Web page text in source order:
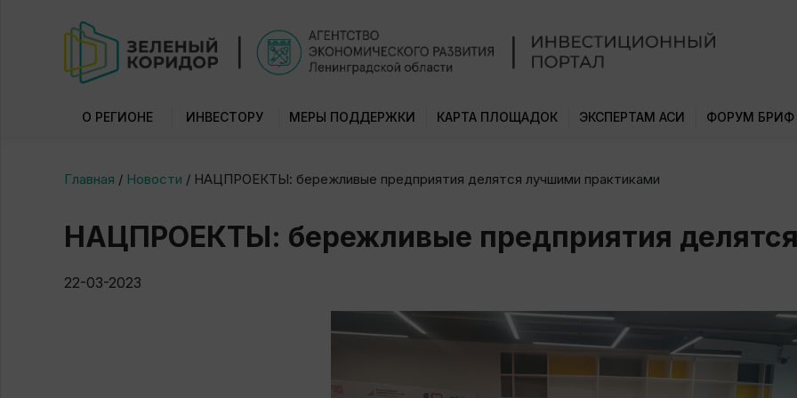
О РЕГИОНЕ ИНВЕСТОРУ МЕРЫ ПОДДЕРЖКИ КАРТА ПЛОЩАДОК ЭКСПЕРТАМ АСИ ФОРУМ БРИФ
Главная / Новости / НАЦПРОЕКТЫ: бережливые предприятия делятся лучшими практиками
НАЦПРОЕКТЫ: бережливые предприятия
22-03-2023